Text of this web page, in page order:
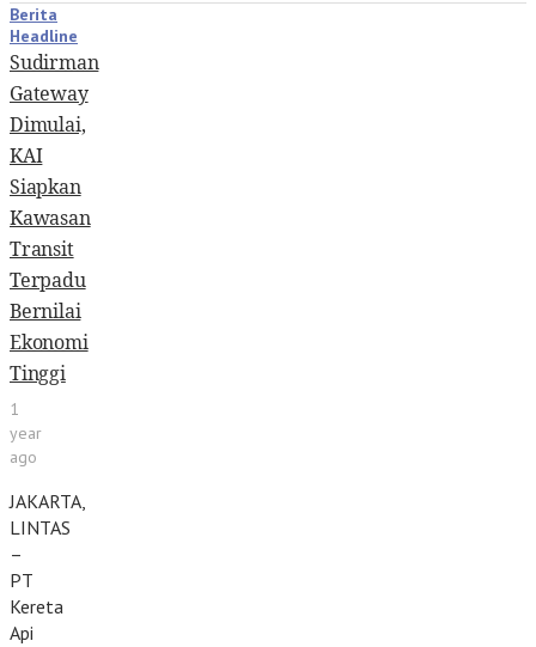
Berita
Headline
Sudirman
Gateway
Dimulai,
KAI
Siapkan
Kawasan
Transit
Terpadu
Bernilai
Ekonomi
Tinggi
1
year
ago
JAKARTA,
LINTAS
–
PT
Kereta
Api